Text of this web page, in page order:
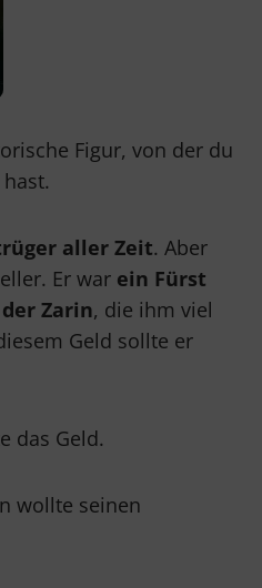
Figur, von der du
aller Zeit. Aber
Er war ein Fürst
Zarin, die ihm viel
Geld sollte er
das Geld.
wollte seinen